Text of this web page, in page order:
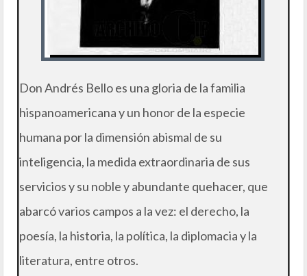
Don Andrés Bello es una gloria de la familia
hispanoamericana y un honor de la especie
humana por la dimensión abismal de su
inteligencia, la medida extraordinaria de sus
servicios y su noble y abundante quehacer, que
abarcó varios campos a la vez: el derecho, la
poesía, la historia, la política, la diplomacia y la
literatura, entre otros.